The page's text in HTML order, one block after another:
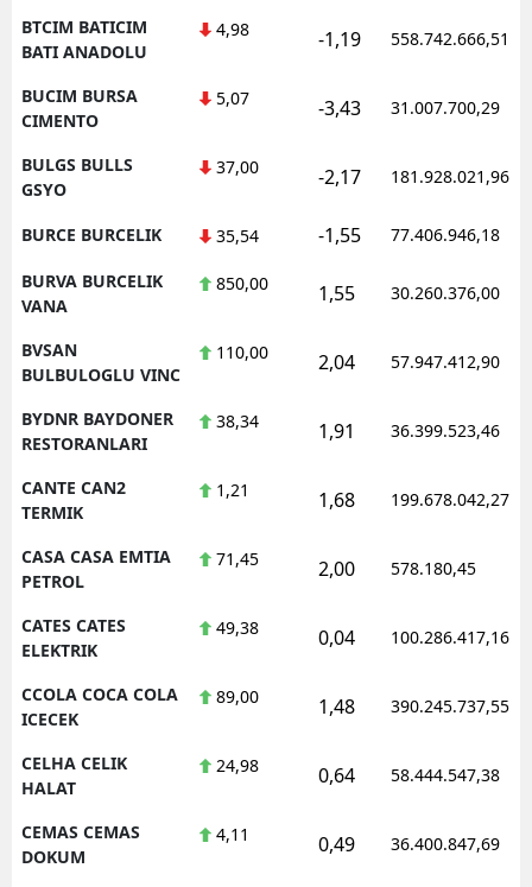
BTCIM BATICIM
BATI ANADOLU
4,98 -1,19 558.742.666,51
BUCIM BURSA
CIMENTO
5,07 -3,43 31.007.700,29
BULGS BULLS
GSYO
37,00 -2,17 181.928.021,96
BURCE BURCELIK 35,54 -1,55 77.406.946,18
BURVA BURCELIK
VANA
850,00 1,55 30.260.376,00
BVSAN
BULBULOGLU VINC
110,00 2,04 57.947.412,90
BYDNR BAYDONER
RESTORANLARI
38,34 1,91 36.399.523,46
CANTE CAN2
TERMIK
1,21 1,68 199.678.042,27
CASA CASA EMTIA
PETROL
71,45 2,00 578.180,45
CATES CATES
ELEKTRIK
49,38 0,04 100.286.417,16
CCOLA COCA COLA
ICECEK
89,00 1,48 390.245.737,55
CELHA CELIK
HALAT
24,98 0,64 58.444.547,38
CEMAS CEMAS
DOKUM
4,11 0,49 36.400.847,69